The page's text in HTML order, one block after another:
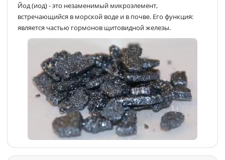
Йод (иод) - это незаменимый микроэлемент,
встречающийся в морской воде и в почве. Его функция:
является частью гормонов щитовидной железы.